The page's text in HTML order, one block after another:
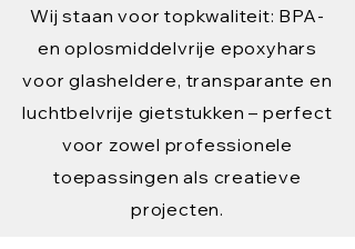
Wij staan voor topkwaliteit: BPA-
en oplosmiddelvrije epoxyhars
voor glasheldere, transparante en
luchtbelvrije gietstukken – perfect
voor zowel professionele
toepassingen als creatieve
projecten.